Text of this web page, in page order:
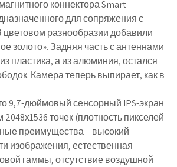
коннектора Smart
для сопряжения с
цветовом разнообразии добавили
золото». Задняя часть с антеннами
пластика, а из алюминия, остался
Камера теперь выпирает, как в
9,7-дюймовый сенсорный IPS-экран
точек (плотность пикселей
преимущества – высокий
изображения, естественная
гаммы, отсутствие воздушной